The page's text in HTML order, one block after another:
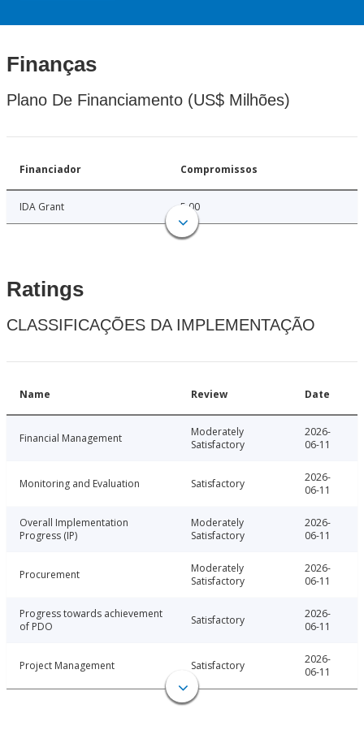
Finanças
Plano De Financiamento (US$ Milhões)
Financiador Compromissos
IDA Grant 5.00
Ratings
CLASSIFICAÇÕES DA IMPLEMENTAÇÃO
Name Review Date
Financial Management
Moderately
Satisfactory
2026-
06-11
Monitoring and Evaluation Satisfactory
2026-
06-11
Overall Implementation
Progress (IP)
Moderately
Satisfactory
2026-
06-11
Procurement
Moderately
Satisfactory
2026-
06-11
Progress towards achievement
of PDO
Satisfactory
2026-
06-11
Project Management Satisfactory
2026-
06-11